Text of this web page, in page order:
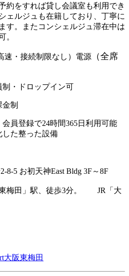
約をすれば貸し会議室も利用でき
ェルジュも在籍しており、丁寧に
す。またコンシェルジュ滞在中は
。
速・接続制限なし）電源 （全席
・ドロップイン可
制
会員登録で24時間365日利用可能
した整った設備
8-5 お初天神East Bldg 3F～8F
東梅田」駅、徒歩3分。 JR「大
大阪東梅田